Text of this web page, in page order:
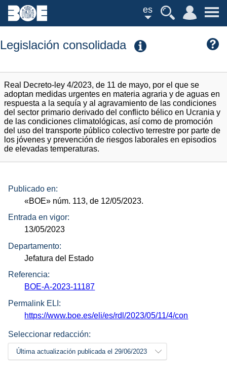
es
Legislación consolidada
Real Decreto-ley 4/2023, de 11 de mayo, por el que se
adoptan medidas urgentes en materia agraria y de aguas en
respuesta a la sequía y al agravamiento de las condiciones
del sector primario derivado del conflicto bélico en Ucrania y
de las condiciones climatológicas, así como de promoción
del uso del transporte público colectivo terrestre por parte de
los jóvenes y prevención de riesgos laborales en episodios
de elevadas temperaturas.
Publicado en:
«BOE» núm. 113, de 12/05/2023.
Entrada en vigor:
13/05/2023
Departamento:
Jefatura del Estado
Referencia:
BOE-A-2023-11187
Permalink ELI:
https://www.boe.es/eli/es/rdl/2023/05/11/4/con
Seleccionar redacción:
Última actualización publicada el 29/06/2023